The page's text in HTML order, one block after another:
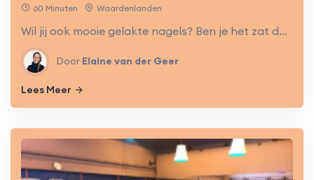
60 Minuten Waardenlanden
Wil jij ook mooie gelakte nagels? Ben je het zat dat gewone nagellak constant chipt en misschien maar een paar dagen mooi blijft? Dan is Keoticnail gelpolish iets voor jou!
Door Elaine van der Geer
Lees Meer